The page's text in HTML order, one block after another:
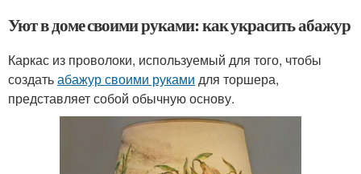
Уют в доме своими руками: как украсить абажур
Каркас из проволоки, используемый для того, чтобы
создатьабажур своими руками для торшера,
представляет собой обычную основу.